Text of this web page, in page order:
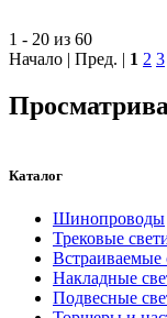
1 - 20 из 60
Начало | Пред. | 1 2 3
Каталог
Шинопроводы
Трековые
Встраиваемые
Накладные
Подвесные